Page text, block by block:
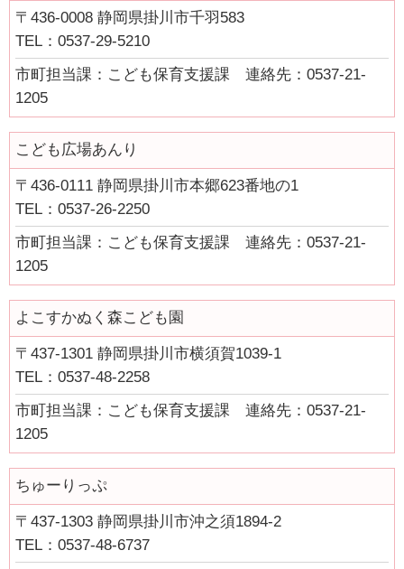
〒436-0008 静岡県掛川市千羽583
TEL：0537-29-5210
市町担当課：こども保育支援課 連絡先：0537-21-
1205
こども広場あんり
〒436-0111 静岡県掛川市本郷623番地の1
TEL：0537-26-2250
市町担当課：こども保育支援課 連絡先：0537-21-
1205
よこすかぬく森こども園
〒437-1301 静岡県掛川市横須賀1039-1
TEL：0537-48-2258
市町担当課：こども保育支援課 連絡先：0537-21-
1205
ちゅーりっぷ
〒437-1303 静岡県掛川市沖之須1894-2
TEL：0537-48-6737